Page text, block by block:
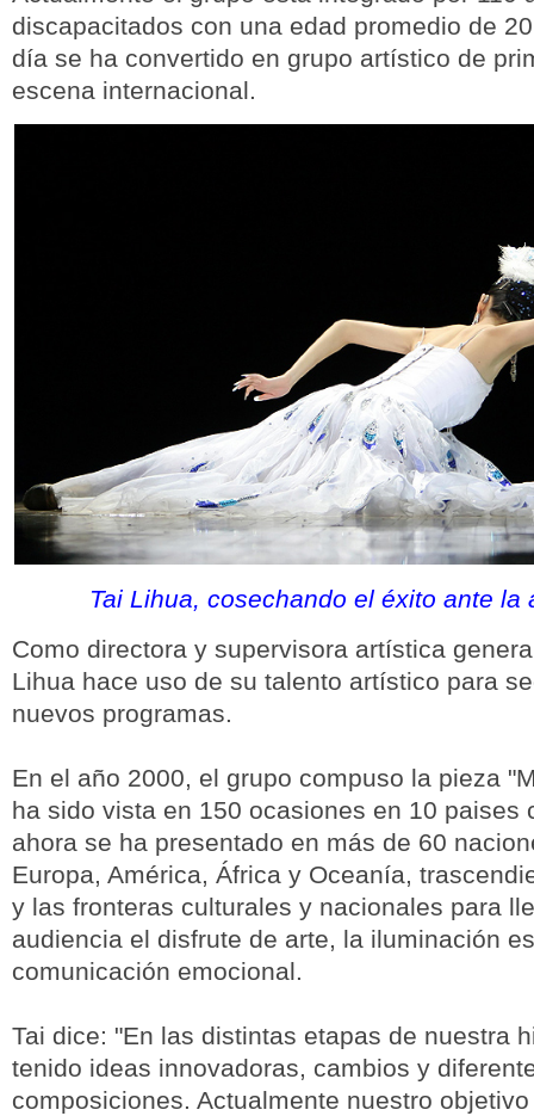
discapacitados con una edad promedio de
día se ha convertido en grupo artístico de
escena internacional.
Tai Lihua, cosechando el éxito ante la
Como directora y supervisora artística
Lihua hace uso de su talento artístico para
nuevos programas.
En el año 2000, el grupo compuso la pieza
ha sido vista en 150 ocasiones en 10 paises
ahora se ha presentado en más de 60
Europa, América, África y Oceanía,
y las fronteras culturales y nacionales para
audiencia el disfrute de arte, la iluminación
comunicación emocional.
Tai dice: "En las distintas etapas de nuestra
tenido ideas innovadoras, cambios y
composiciones. Actualmente nuestro